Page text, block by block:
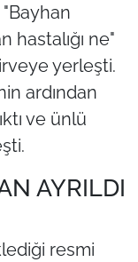
hastalığı ne"
yerleşti.
ardından
ve ünlü
AYRILDI
resmi